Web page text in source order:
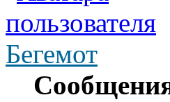
Бегемот